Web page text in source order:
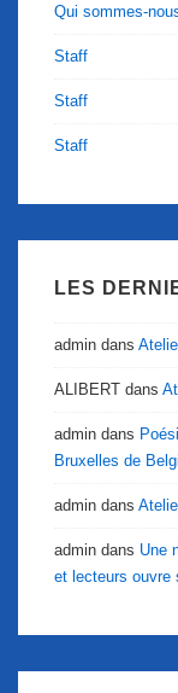
Qui sommes-
Staff
Staff
Staff
LES
admin dans
ALIBERT dans
admin dans
Bruxelles de
admin dans
admin dans Une
et lecteurs ouvre